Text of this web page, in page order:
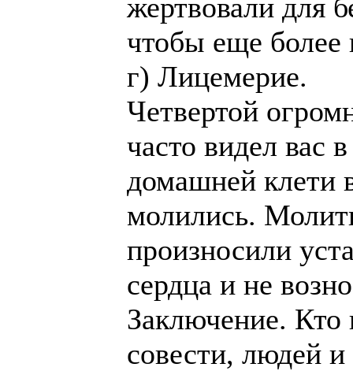
жертвовали для
чтобы еще более
г) Лицемерие.
Четвертой
часто видел вас
домашней клети
молились.
произносили
сердца и не
Заключение. Кто
совести, людей